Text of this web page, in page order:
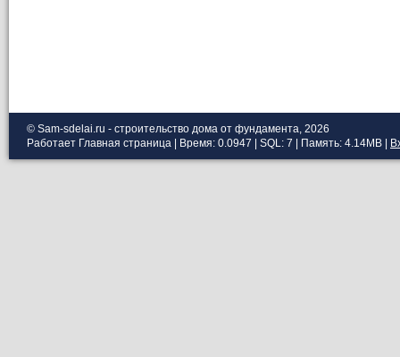
© Sam-sdelai.ru - строительство дома от фундамента, 2026
Работает Главная страница | Время: 0.0947 | SQL: 7 | Память: 4.14MB